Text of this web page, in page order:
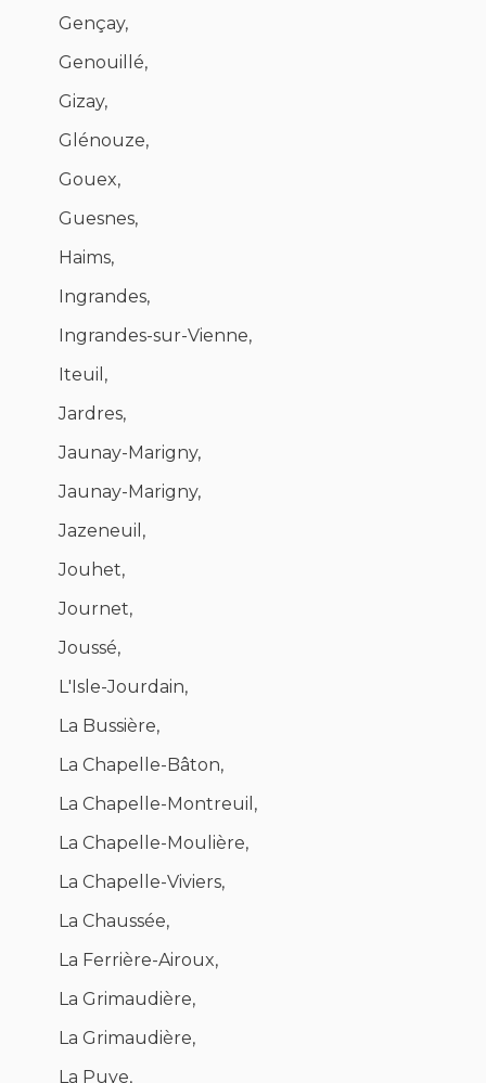
Gençay,
Genouillé,
Gizay,
Glénouze,
Gouex,
Guesnes,
Haims,
Ingrandes,
Ingrandes-sur-Vienne,
Iteuil,
Jardres,
Jaunay-Marigny,
Jaunay-Marigny,
Jazeneuil,
Jouhet,
Journet,
Joussé,
L'Isle-Jourdain,
La Bussière,
La Chapelle-Bâton,
La Chapelle-Montreuil,
La Chapelle-Moulière,
La Chapelle-Viviers,
La Chaussée,
La Ferrière-Airoux,
La Grimaudière,
La Grimaudière,
La Puye,